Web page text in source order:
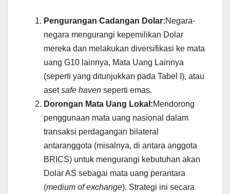
Pengurangan Cadangan Dolar:Negara-
negara mengurangi kepemilikan Dolar
mereka dan melakukan diversifikasi ke mata
uang G10 lainnya, Mata Uang Lainnya
(seperti yang ditunjukkan pada Tabel I), atau
asetsafe haven seperti emas.
Dorongan Mata Uang Lokal:Mendorong
penggunaan mata uang nasional dalam
transaksi perdagangan bilateral
antaranggota (misalnya, di antara anggota
BRICS) untuk mengurangi kebutuhan akan
Dolar AS sebagai mata uang perantara
(medium of exchange). Strategi ini secara